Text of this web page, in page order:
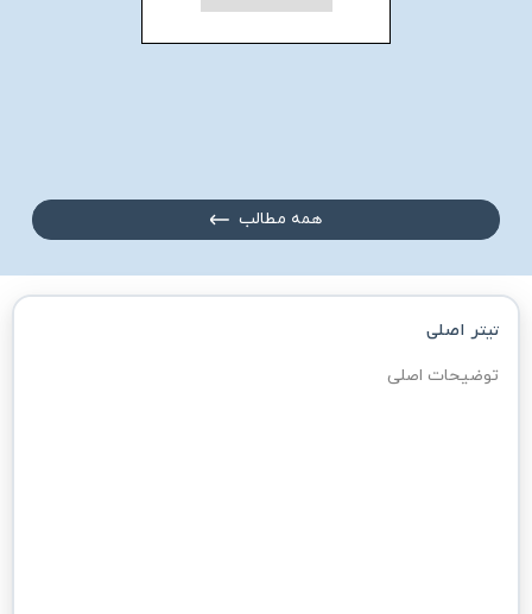
همه مطالب
متراژ زیربنا با احتساب اضافه بنا
تیتر اصلی
توضیحات اصلی